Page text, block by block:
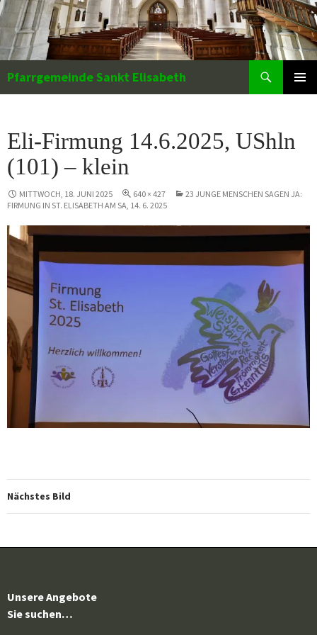
Zum
Inhalt
springen
Pfarrgemeinde Sankt Elisabeth
Eli-Firmung 14.6.2025, UShln
(101) – klein
MITTWOCH, 18. JUNI 2025 640 × 427
23 JUNGE MENSCHEN SAGEN JA:
FIRMUNG IN ST. ELISABETH AM SA, 14. 6. 2025
Nächstes Bild
Unsere Angebote
Sie suchen…